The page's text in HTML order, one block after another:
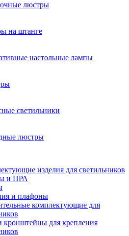
люстры
на штанге
настольные лампы
светильники
люстры
изделия для светильников
и ПРА
и плафоны
комплектующие для
для крепления